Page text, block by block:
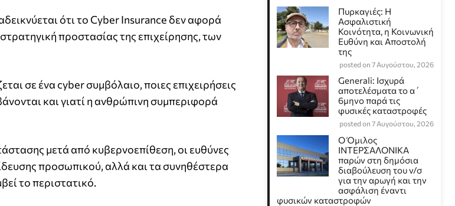
ότι το Cyber Insurance δεν αφορά
προστασίας της επιχείρησης, των
σε ένα cyber συμβόλαιο, ποιες επιχειρήσεις
και γιατί η ανθρώπινη συμπεριφορά
μετά από κυβερνοεπίθεση, οι ευθύνες
προσωπικού, αλλά και τα συνηθέστερα
το περιστατικό.
Πυρκαγιές: Η
Ασφαλιστική
Κοινότητα, η Κοινωνική
Ευθύνη και Αποστολή
της
posted on 7 Αυγούστου, 2026
Generali: Ισχυρά
αποτελέσματα το α΄
6μηνο παρά τις
φυσικές καταστροφές
posted on 7 Αυγούστου, 2026
Ο Όμιλος
ΙΝΤΕΡΣΑΛΟΝΙΚΑ
παρών στη δημόσια
διαβούλευση του ν/σ
για την αρωγή και την
ασφάλιση έναντι
φυσικών καταστροφών